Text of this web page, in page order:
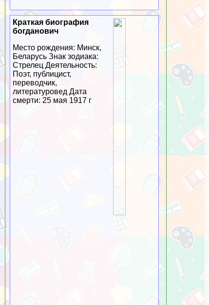
Краткая биография
богданович
Место рождения: Минск,
Беларусь Знак зодиака:
Стрелец Деятельность:
Поэт, публицист,
переводчик,
литературовед Дата
cмepти: 25 мая 1917 г